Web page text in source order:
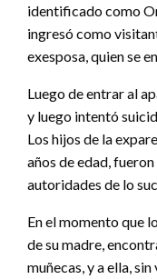
identificado como
ingresó como
exesposa, quien se
Luego de entrar al
y luego intentó
Los hijos de la
años de edad,
autoridades de lo
En el momento que
de su madre,
muñecas, y a ella,